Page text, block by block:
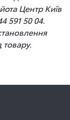
Центр Київ
591 50 04.